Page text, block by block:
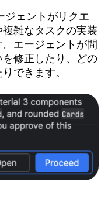
ジェントがリクエ
雑なタスクの実装
エージェントが間
修正したり、どの
できます。